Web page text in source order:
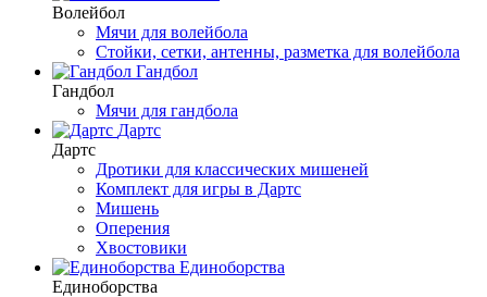
Волейбол
Мячи для волейбола
Стойки, сетки, антенны, разметка для волейбола
Гандбол
Гандбол
Мячи для гандбола
Дартс
Дартс
Дротики для классических мишеней
Комплект для игры в Дартс
Мишень
Оперения
Хвостовики
Единоборства
Единоборства